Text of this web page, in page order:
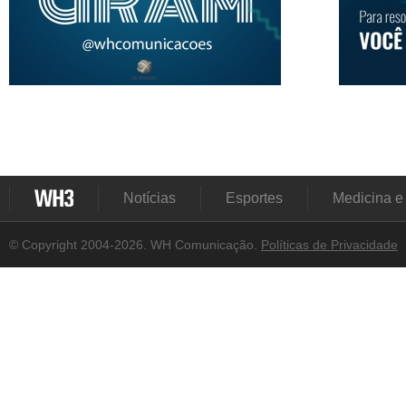
Notícias Esportes Medicina
© Copyright 2004-2026. WH Comunicação. Políticas de Privacidade